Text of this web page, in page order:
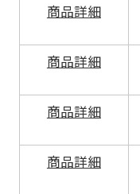
商品詳細
商品詳細
商品詳細
商品詳細